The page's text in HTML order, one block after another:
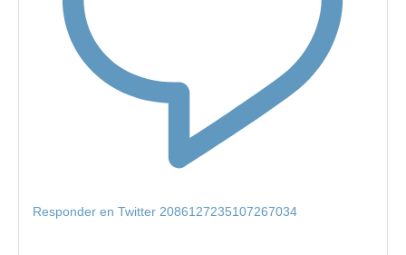
Responder en Twitter 2086127235107267034